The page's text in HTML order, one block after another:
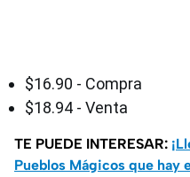
$16.90 - Compra
$18.94 - Venta
TE PUEDE INTERESAR:
Pueblos Mágicos que hay